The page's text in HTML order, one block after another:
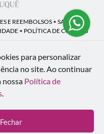
E REEMBOLSOS• SAC
• POLÍTICA DE COOKIES
0001-18
- Bom Retiro - Curitiba - PR -
(41) 9 9815-4876
- Desenvolvido por
para personalizar
no site.Ao continuar
nossa Política de
.